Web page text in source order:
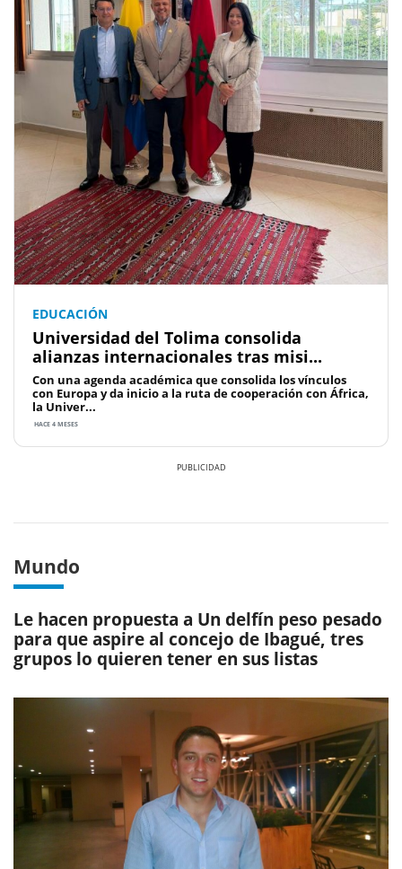
EDUCACIÓN
Universidad del Tolima consolida
alianzas internacionales tras misi...
Con una agenda académica que consolida los vínculos
con Europa y da inicio a la ruta de cooperación con África,
la Univer...
HACE 4 MESES
Mundo
Le hacen propuesta a Un delfín peso pesado
para que aspire al concejo de Ibagué, tres
grupos lo quieren tener en sus listas